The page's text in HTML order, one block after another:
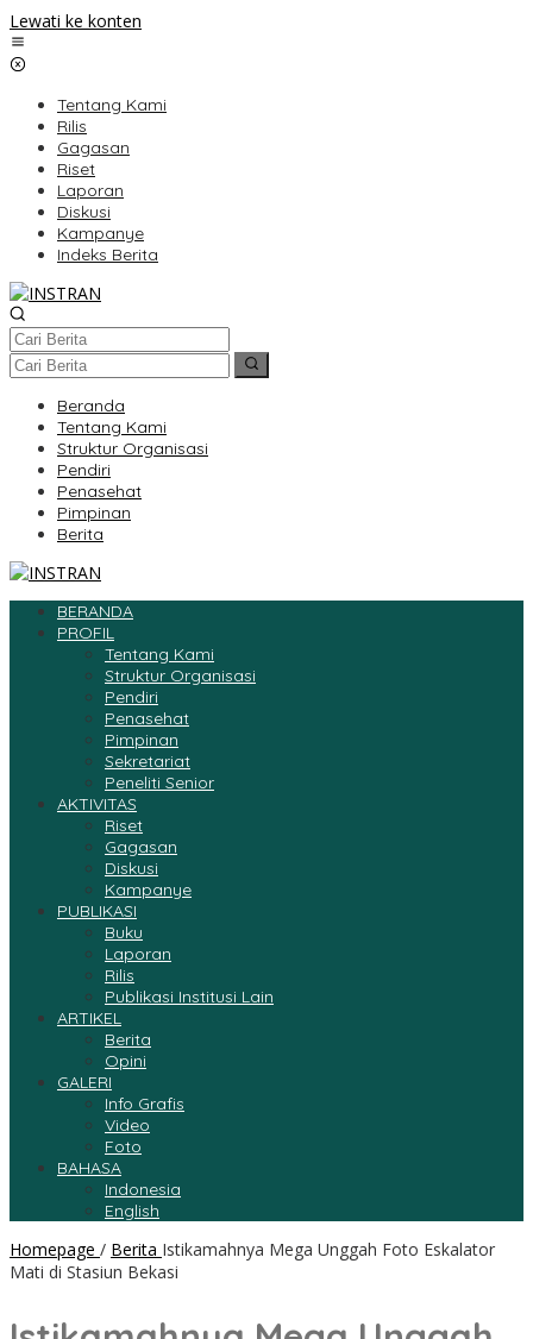
Lewati ke konten
Tentang Kami
Rilis
Gagasan
Riset
Laporan
Diskusi
Kampanye
Indeks Berita
Beranda
Tentang Kami
Struktur Organisasi
Pendiri
Penasehat
Pimpinan
Berita
BERANDA
PROFIL
Tentang Kami
Struktur Organisasi
Pendiri
Penasehat
Pimpinan
Sekretariat
Peneliti Senior
AKTIVITAS
Riset
Gagasan
Diskusi
Kampanye
PUBLIKASI
Buku
Laporan
Rilis
Publikasi Institusi Lain
ARTIKEL
Berita
Opini
GALERI
Info Grafis
Video
Foto
BAHASA
Indonesia
English
Homepage / Berita Istikamahnya Mega Unggah Foto Eskalator
Mati di Stasiun Bekasi